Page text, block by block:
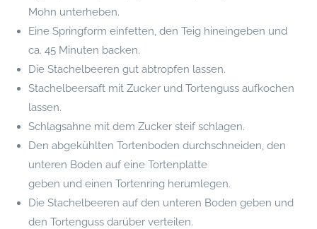
Mohn unterheben.
Eine Springform einfetten, den Teig hineingeben und
ca. 45 Minuten backen.
Die Stachelbeeren gut abtropfen lassen.
Stachelbeersaft mit Zucker und Tortenguss aufkochen
lassen.
Schlagsahne mit dem Zucker steif schlagen.
Den abgekühlten Tortenboden durchschneiden, den
unteren Boden auf eine Tortenplatte
geben und einen Tortenring herumlegen.
Die Stachelbeeren auf den unteren Boden geben und
den Tortenguss darüber verteilen.